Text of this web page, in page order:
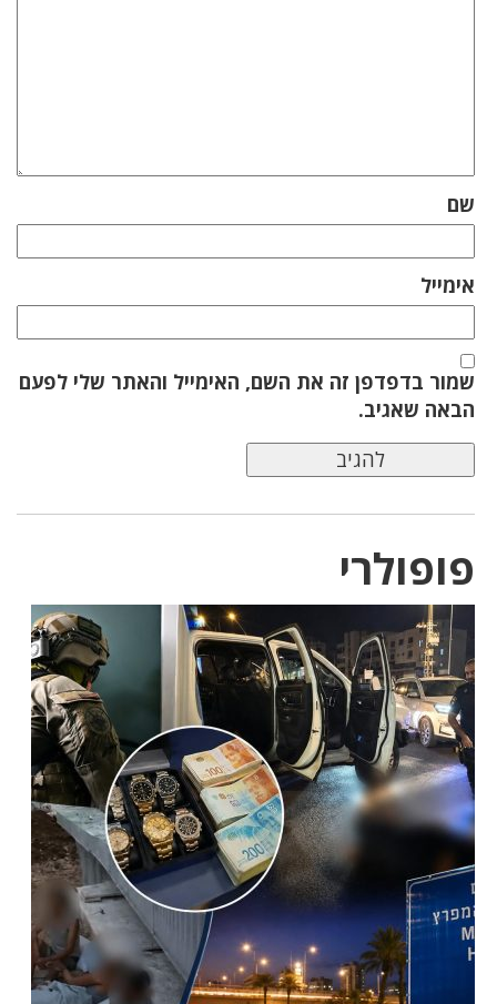
שם
אימייל
שמור בדפדפן זה את השם, האימייל והאתר שלי לפעם
הבאה שאגיב.
פופולרי